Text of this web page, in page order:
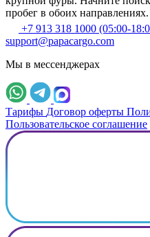
пробег в обоих направлениях.
+7 913 318 1000 (05:00-
support@papacargo.com
Мы в мессенджерах
Тарифы Договор оферты
Пользовательское соглашение